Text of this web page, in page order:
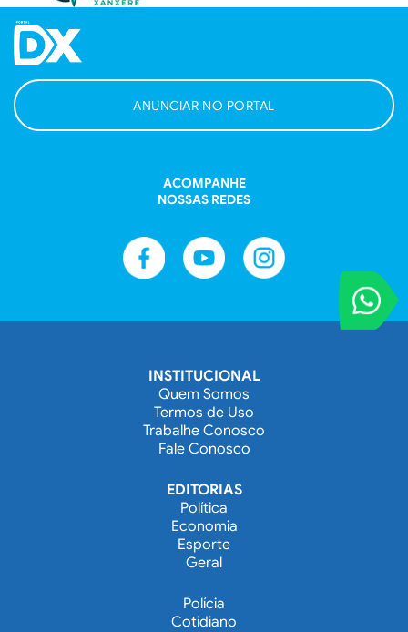
VOCÊ
Entre em
ANUNCIAR NO PORTAL
ACOMPANHE
NOSSAS REDES
INSTITUCIONAL
Quem Somos
Termos de Uso
Trabalhe Conosco
Fale Conosco
EDITORIAS
Política
Economia
Esporte
Geral
Polícia
Cotidiano